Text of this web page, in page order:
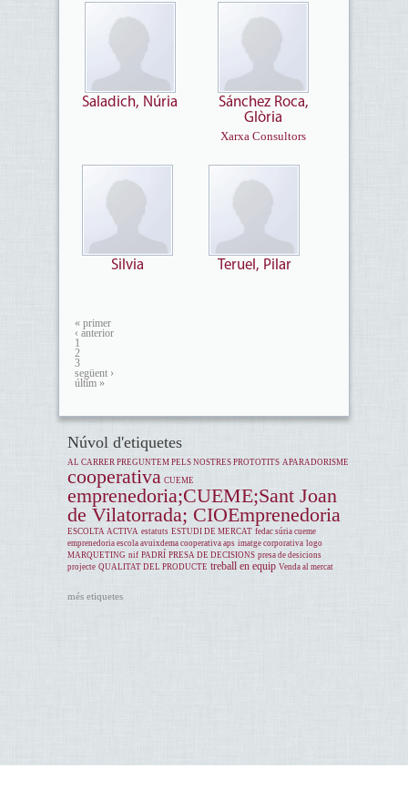
Saladich, Núria
Sánchez Roca,
Glòria
​Xarxa Consultors
Silvia Teruel, Pilar
« primer
‹ anterior
1
2
3
següent ›
últim »
Núvol d'etiquetes
AL CARRER PREGUNTEM PELS NOSTRES PROTOTITS APARADORISME
cooperativa CUEME
emprenedoria;CUEME;Sant Joan
de Vilatorrada; CIOEmprenedoria
ESCOLTA ACTIVA estatuts ESTUDI DE MERCAT fedac súria cueme
emprenedoria escola avuixdema cooperativa aps imatge corporativa logo
MARQUETING nif PADRÍ PRESA DE DECISIONS presa de desicions
projecte QUALITAT DEL PRODUCTE treball en equip Venda al mercat
més etiquetes